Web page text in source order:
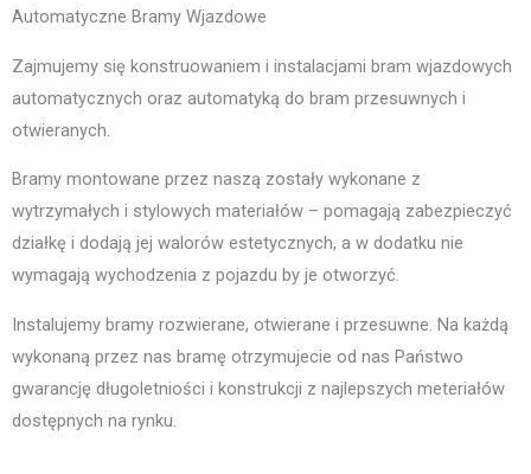
Automatyczne Bramy Wjazdowe
Zajmujemy się konstruowaniem i instalacjami bram wjazdowych
automatycznych oraz automatyką do bram przesuwnych i
otwieranych.
Bramy montowane przez naszą zostały wykonane z
wytrzymałych i stylowych materiałów – pomagają zabezpieczyć
działkę i dodają jej walorów estetycznych, a w dodatku nie
wymagają wychodzenia z pojazdu by je otworzyć.
Instalujemy bramy rozwierane, otwierane i przesuwne. Na każdą
wykonaną przez nas bramę otrzymujecie od nas Państwo
gwarancję długoletniości i konstrukcji z najlepszych meteriałów
dostępnych na rynku.